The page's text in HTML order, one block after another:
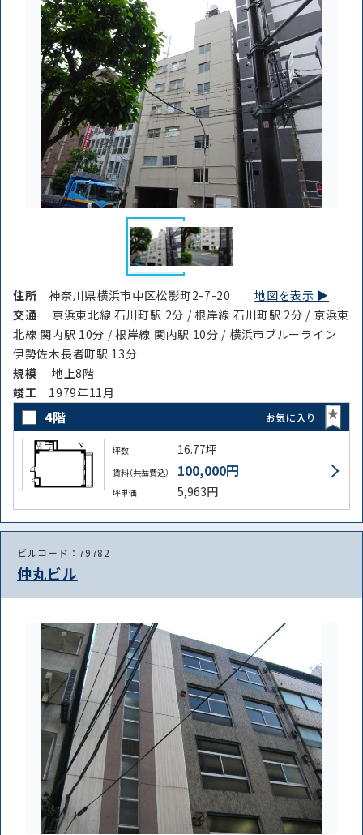
住所神奈川県横浜市中区松影町2-7-20地図を表示 ▶︎
交通
京浜東北線 石川町駅 2分 / 根岸線 石川町駅 2分 / 京浜東
北線 関内駅 10分 / 根岸線 関内駅 10分 / 横浜市ブルーライン
伊勢佐木長者町駅 13分
規模
地上8階
竣⼯ 1979年11月
4階 お気に入り
坪数 16.77坪
賃料（共益費込） 100,000円
坪単価 5,963円
ビルコード：79782
仲丸ビル